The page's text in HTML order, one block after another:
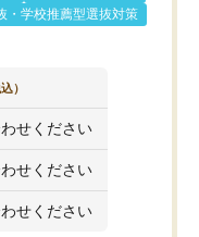
・学校推薦型選抜対策
）
せください
せください
せください